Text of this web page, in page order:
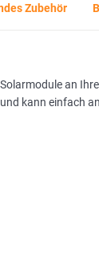
Zubehör
an
kann einfach